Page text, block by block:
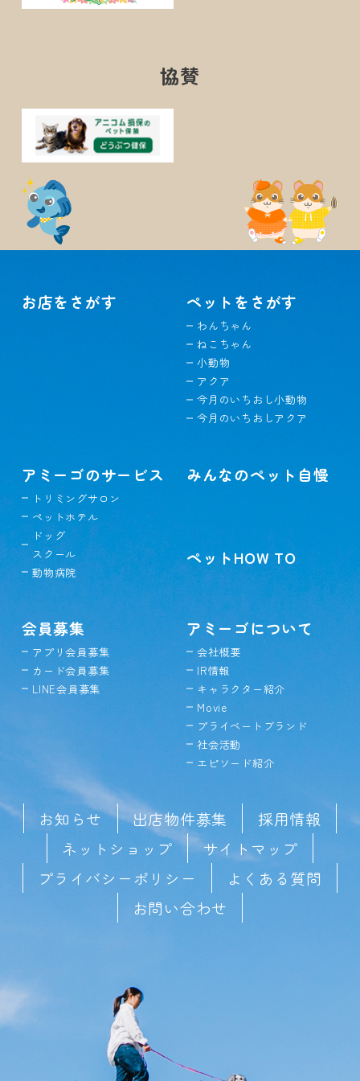
協賛
お店をさがす ペットをさがす
わんちゃん
ねこちゃん
小動物
アクア
今月のいちおし小動物
今月のいちおしアクア
アミーゴのサービス
トリミングサロン
ペットホテル
ドッグ
スクール
動物病院
みんなのペット自慢
ペットHOW TO
会員募集
アプリ会員募集
カード会員募集
LINE会員募集
アミーゴについて
会社概要
IR情報
キャラクター紹介
Movie
プライベートブランド
社会活動
エピソード紹介
お知らせ 出店物件募集
採用情報
ネットショップ
サイトマップ
プライバシーポリシー
よくある質問
お問い合わせ